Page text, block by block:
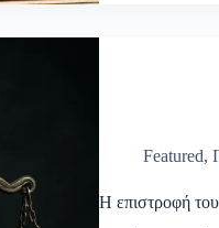
Featured,
Η επιστροφή